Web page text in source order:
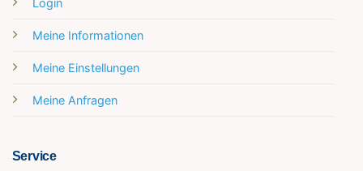
Login
Meine Informationen
Meine Einstellungen
Meine Anfragen
Service